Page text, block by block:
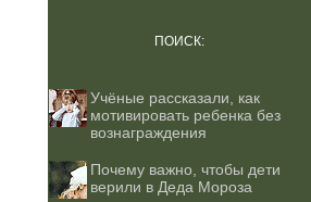
ПОИСК:
Учёные рассказали, как
мотивировать ребенка без
вознаграждения
Почему важно, чтобы дети
верили в Деда Мороза